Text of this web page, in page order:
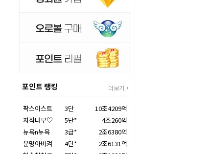
포인트 랭킹 더보기
팍스이스트 3단
10조4209억
자작나무♡
5단*
4조260억
뉴욕n뉴욕
3급*
2조6380억
운명아비켜
4단*
2조6131억